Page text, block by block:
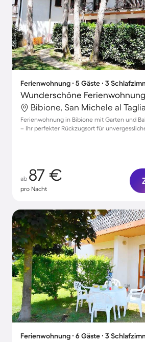
Ferienwohnung ∙ 5 Gäste ∙ 3
Bibione, San Michele al
Ferienwohnung in Bibione mit Garten und
– Ihr perfekter Rückzugsort für
ab 87 €
pro Nacht
Ferienwohnung ∙ 6 Gäste ∙ 3